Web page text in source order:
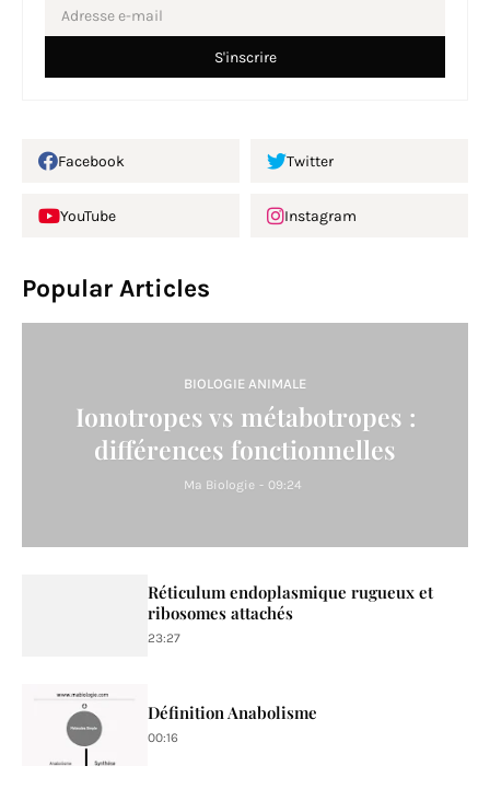
Facebook Twitter
YouTube Instagram
Popular Articles
BIOLOGIE ANIMALE
Ionotropes vs métabotropes :
différences fonctionnelles
Ma Biologie - 09:24
Réticulum endoplasmique rugueux et
ribosomes attachés
23:27
Définition Anabolisme
00:16